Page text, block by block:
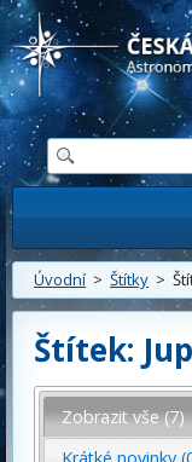
Česká astronomická
Úvodní > Štítky >
Štítek:
Zobrazit vše (7)